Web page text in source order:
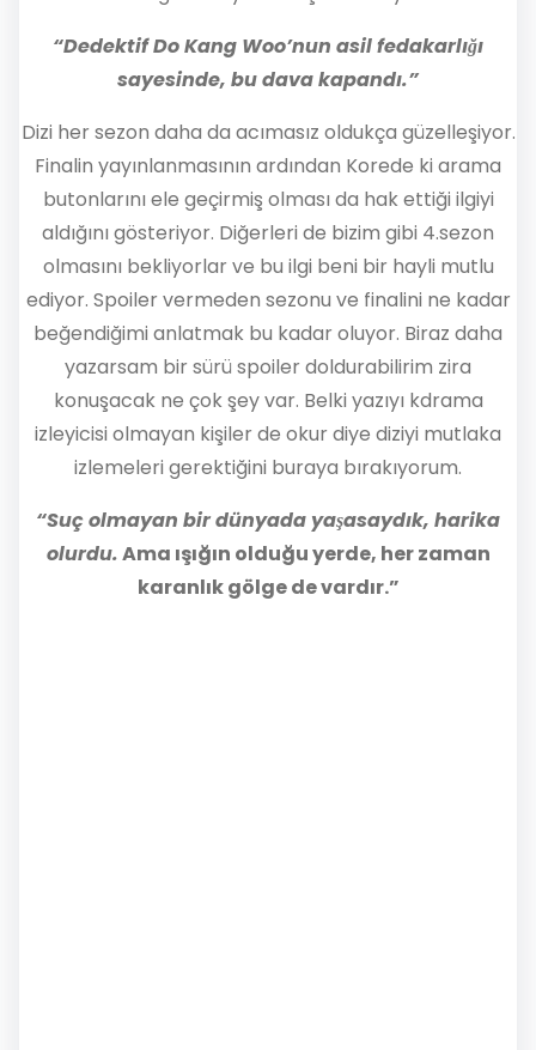
“Dedektif Do Kang Woo’nun asil fedakarlığı
sayesinde, bu dava kapandı.”
Dizi her sezon daha da acımasız oldukça güzelleşiyor.
Finalin yayınlanmasının ardından Korede ki arama
butonlarını ele geçirmiş olması da hak ettiği ilgiyi
aldığını gösteriyor. Diğerleri de bizim gibi 4.sezon
olmasını bekliyorlar ve bu ilgi beni bir hayli mutlu
ediyor. Spoiler vermeden sezonu ve finalini ne kadar
beğendiğimi anlatmak bu kadar oluyor. Biraz daha
yazarsam bir sürü spoiler doldurabilirim zira
konuşacak ne çok şey var. Belki yazıyı kdrama
izleyicisi olmayan kişiler de okur diye diziyi mutlaka
izlemeleri gerektiğini buraya bırakıyorum.
“Suç olmayan bir dünyada yaşasaydık, harika
olurdu.Ama ışığın olduğu yerde, her zaman
karanlık gölge de vardır.”